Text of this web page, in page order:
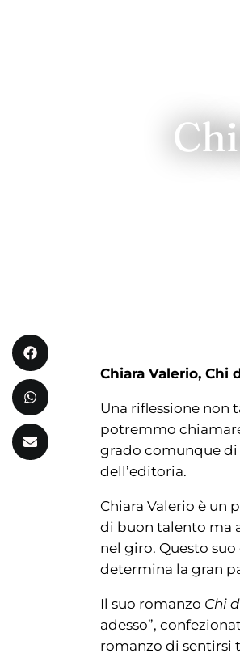
Chiara Valerio, Chi
Una riflessione non
potremmo
grado comunque di
dell’editoria.
Chiara Valerio è un
di buon talento ma
nel giro. Questo
determina la gran
Il suo romanzo Chi
adesso”,
romanzo di sentirsi